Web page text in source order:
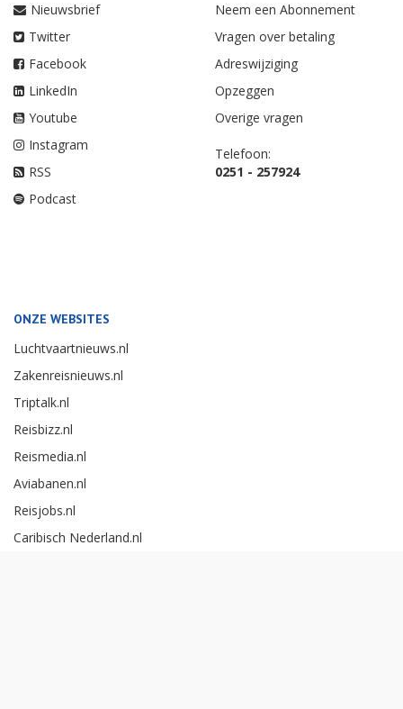
Nieuwsbrief
Twitter
Facebook
LinkedIn
Youtube
Instagram
RSS
Podcast
Neem een Abonnement
Vragen over betaling
Adreswijziging
Opzeggen
Overige vragen
Telefoon:
0251 - 257924
ONZE WEBSITES
Luchtvaartnieuws.nl
Zakenreisnieuws.nl
Triptalk.nl
Reisbizz.nl
Reismedia.nl
Aviabanen.nl
Reisjobs.nl
Caribisch Nederland.nl